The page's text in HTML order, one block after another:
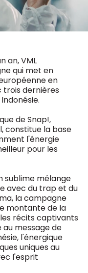
an, VML
qui met en
en
trois dernières
de Snap!,
constitue la base
l'énergie
pour les
sublime mélange
avec du trap et du
la campagne
montante de la
récits captivants
message de
l'énergique
uniques au
l'esprit
Freemium
access
MM e - News
MM Brunch
MM Tech
MM Best of
Research
MM Blue
MM Magazine
(digital)